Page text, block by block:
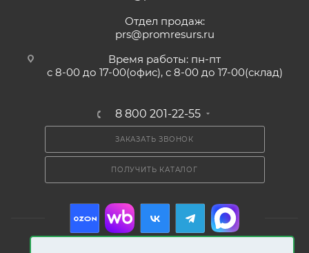
Отдел продаж:
prs@promresurs.ru
Время работы: пн-пт
с 8-00 до 17-00(офис), с 8-00 до 17-00(склад)
8 800 201-22-55
ЗАКАЗАТЬ ЗВОНОК
ПОЛУЧИТЬ КАТАЛОГ